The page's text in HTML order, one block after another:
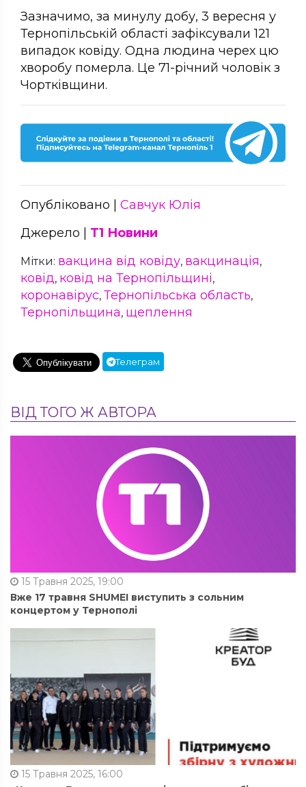
Зазначимо, за минулу добу, 3 вересня у
Тернопільській області зафіксували 121
випадок ковіду. Одна людина черех цю
хворобу померла. Це 71-річний чоловік з
Чортківщини.
Опубліковано | Савчук Юлія
Джерело | Т1 Новини
Мітки: вакцина від ковіду, вакцинація,
ковід, ковід на Тернопільщині,
коронавірус, Тернопільська область,
Тернопільщина, щеплення
Телеграм
ВІД ТОГО Ж АВТОРА
15 Травня 2025, 19:00
Вже 17 травня SHUMEI виступить з сольним
концертом у Тернополі
15 Травня 2025, 16:00